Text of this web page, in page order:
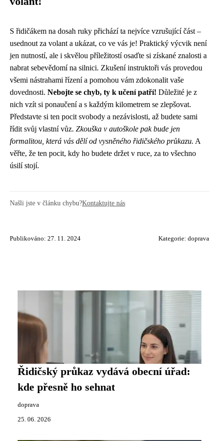
S řidičákem na dosah ruky přichází ta nejvíce vzrušující část –
usednout za volant a ukázat, co ve vás je! Praktický výcvik není
jen nutností, ale i skvělou příležitostí osaďte si získané znalosti a
nabrat sebevědomí na silnici. Zkušení instruktoři vás provedou
všemi nástrahami řízení a pomohou vám zdokonalit vaše
dovednosti. Nebojte se chyb, ty k učení patří! Důležité je z
nich vzít si ponaučení a s každým kilometrem se zlepšovat.
Představte si ten pocit svobody a nezávislosti, až budete sami
řídit svůj vlastní vůz. Zkouška v autoškole pak bude jen
formalitou, která vás dělí od vysněného řidičského průkazu. A
věřte, že ten pocit, kdy ho budete držet v ruce, za to všechno
úsilí stojí.
Našli jste v článku chybu?Kontaktujte nás
Publikováno: 27. 11. 2024 Kategorie: doprava
Řidičský průkaz vydává obecní úřad:
kde přesně ho sehnat
doprava
25. 06. 2026